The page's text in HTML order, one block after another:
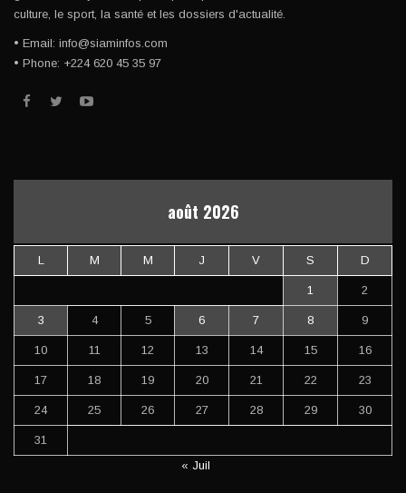
culture, le sport, la santé et les dossiers d'actualité.
• Email: info@siaminfos.com
• Phone: +224 620 45 35 97
août 2026
L M M J V S D
1 2
3 4 5 6 7 8 9
10 11 12 13 14 15 16
17 18 19 20 21 22 23
24 25 26 27 28 29 30
31
« Juil